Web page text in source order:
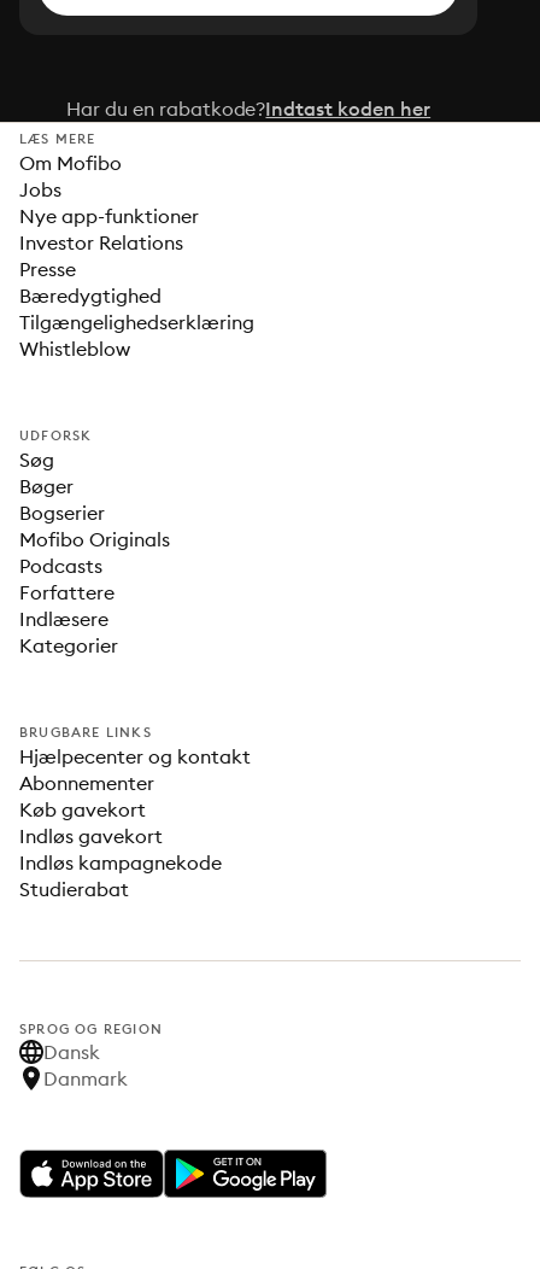
Har du en rabatkode?Indtast koden her
LÆS MERE
Om Mofibo
Jobs
Nye app-funktioner
Investor Relations
Presse
Bæredygtighed
Tilgængelighedserklæring
Whistleblow
UDFORSK
Søg
Bøger
Bogserier
Mofibo Originals
Podcasts
Forfattere
Indlæsere
Kategorier
BRUGBARE LINKS
Hjælpecenter og kontakt
Abonnementer
Køb gavekort
Indløs gavekort
Indløs kampagnekode
Studierabat
SPROG OG REGION
Dansk
Danmark